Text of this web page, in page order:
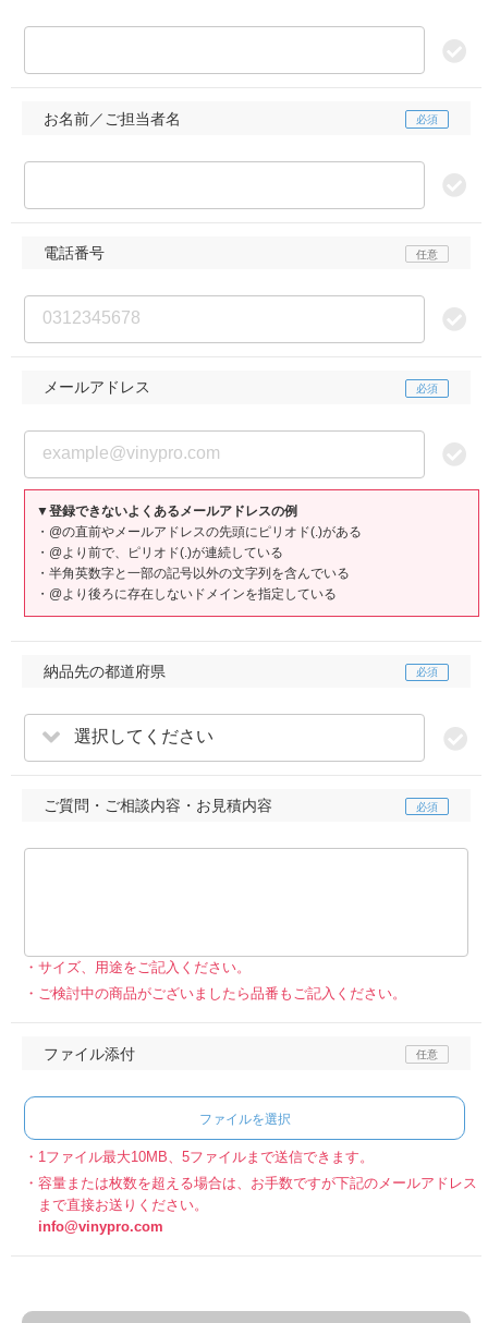
お名前／ご担当者名
電話番号
メールアドレス
▼登録できないよくあるメールアドレスの例
・@の直前やメールアドレスの先頭にピリオド(.)がある
・@より前で、ピリオド(.)が連続している
・半角英数字と一部の記号以外の文字列を含んでいる
・@より後ろに存在しないドメインを指定している
納品先の都道府県
選択してください
ご質問・ご相談内容・お見積内容
サイズ、用途をご記入ください。
ご検討中の商品がございましたら品番もご記入ください。
ファイル添付
ファイルを選択
1ファイル最大10MB、5ファイルまで送信できます。
容量または枚数を超える場合は、お手数ですが下記のメールアドレス
まで直接お送りください。
info@vinypro.com